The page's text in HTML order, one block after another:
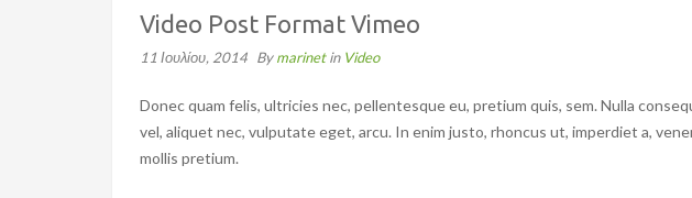
Video Post Format Vimeo
11 Ιουλίου, 2014 Bymarinetin Video
Donec quam felis, ultricies nec, pellentesque eu, pretium quis, sem. Nulla
vel, aliquet nec, vulputate eget, arcu. In enim justo, rhoncus ut, imperdiet a,
mollis pretium.